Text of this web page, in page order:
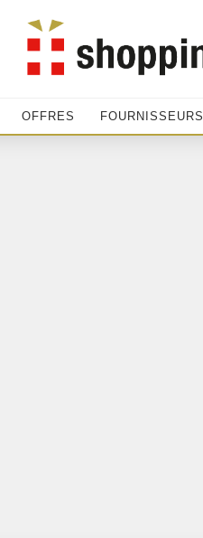
OFFRES FOURNISSEURS